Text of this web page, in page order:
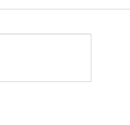
CAD ES